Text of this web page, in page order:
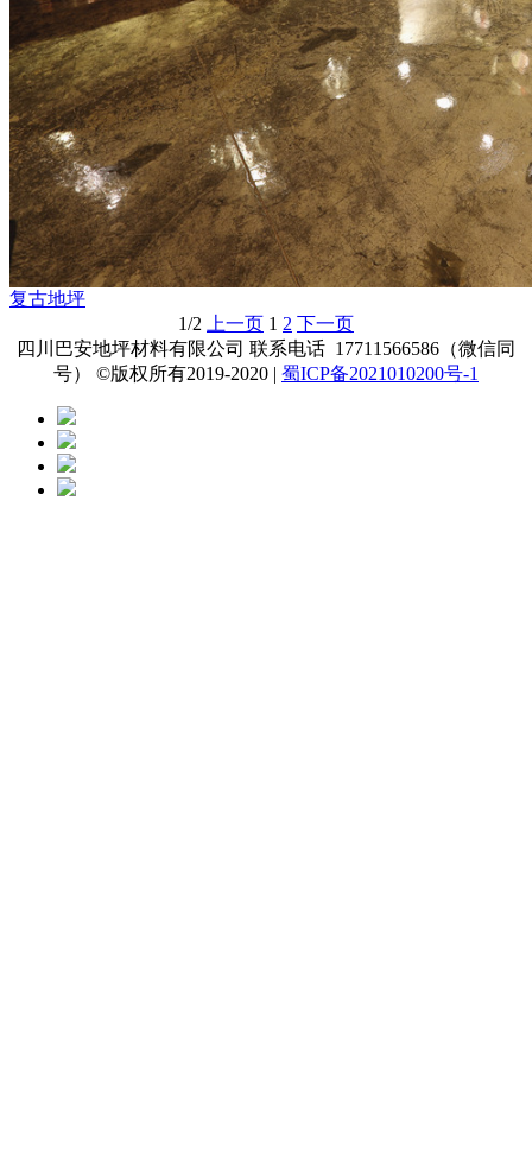
复古地坪
1/2
上一页 1 2 下一页
四川巴安地坪材料有限公司 联系电话 17711566586（微信同
号） ©版权所有2019-2020 | 蜀ICP备2021010200号-1